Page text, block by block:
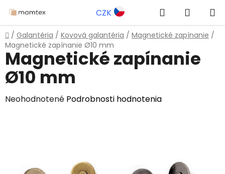
na
obsah
CZK Hľadať
KOŠÍK
Domov
/ Galantéria / Kovová galantéria / Magnetické zapínanie /
Magnetické zapínanie Ø10 mm
Magnetické zapínanie
Ø10 mm
Priemerné
Neohodnotené Podrobnosti hodnotenia